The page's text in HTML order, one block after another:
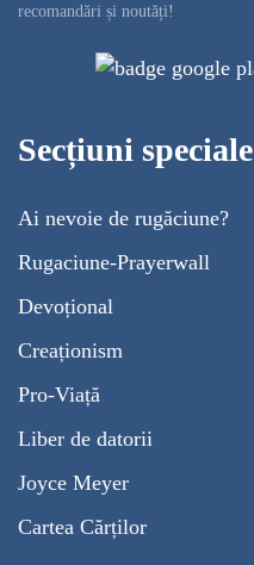
recomandări și noutăți!
Secțiuni speciale
Ai nevoie de rugăciune?
Rugaciune-Prayerwall
Devoțional
Creaționism
Pro-Viață
Liber de datorii
Joyce Meyer
Cartea Cărților